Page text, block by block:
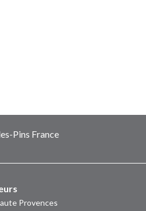
Pins France
Provences